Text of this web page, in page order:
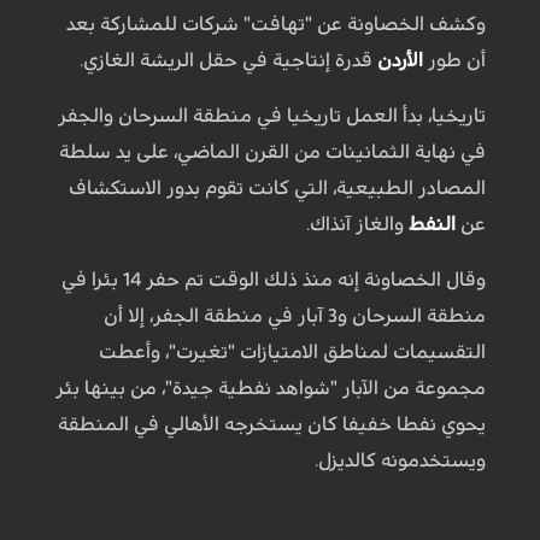
وكشف الخصاونة عن "تهافت" شركات للمشاركة بعد
أن طور
الأردن قدرة إنتاجية في حقل الريشة الغازي.
تاريخيا، بدأ العمل تاريخيا في منطقة السرحان والجفر
في نهاية الثمانينات من القرن الماضي، على يد سلطة
المصادر الطبيعية، التي كانت تقوم بدور الاستكشاف
عن النفطوالغاز آنذاك.
وقال الخصاونة إنه منذ ذلك الوقت تم حفر 14 بئرا في
منطقة السرحان و3 آبار في منطقة الجفر، إلا أن
التقسيمات لمناطق الامتيازات "تغيرت"، وأعطت
مجموعة من الآبار "شواهد نفطية جيدة"، من بينها بئر
يحوي نفطا خفيفا كان يستخرجه الأهالي في المنطقة
ويستخدمونه كالديزل.